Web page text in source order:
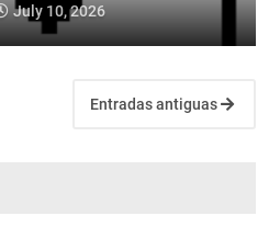
July 10, 2026
Entradas antiguas